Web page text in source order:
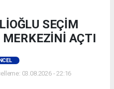
SEÇİM
MERKEZİNİ AÇTI
03.08.2026 - 22:16